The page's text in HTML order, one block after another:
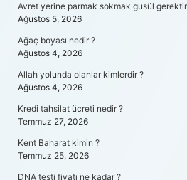
Avret yerine parmak sokmak gusül
Ağustos 5, 2026
Ağaç boyası nedir ?
Ağustos 4, 2026
Allah yolunda olanlar kimlerdir ?
Ağustos 4, 2026
Kredi tahsilat ücreti nedir ?
Temmuz 27, 2026
Kent Baharat kimin ?
Temmuz 25, 2026
DNA testi fiyatı ne kadar ?